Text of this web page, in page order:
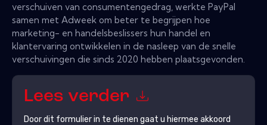
verschuiven van consumentengedrag, werkte PayPal
samen met Adweek om beter te begrijpen hoe
marketing- en handelsbeslissers hun handel en
klantervaring ontwikkelen in de nasleep van de snelle
verschuivingen die sinds 2020 hebben plaatsgevonden.
Lees verder
Door dit formulier in te dienen gaat u hiermee akkoord